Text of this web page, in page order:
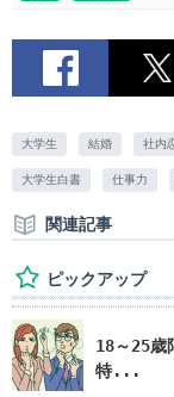
大学生 結婚 社内
大学生白書 仕事力
関連記事
ピックアップ
18～25歳
特...